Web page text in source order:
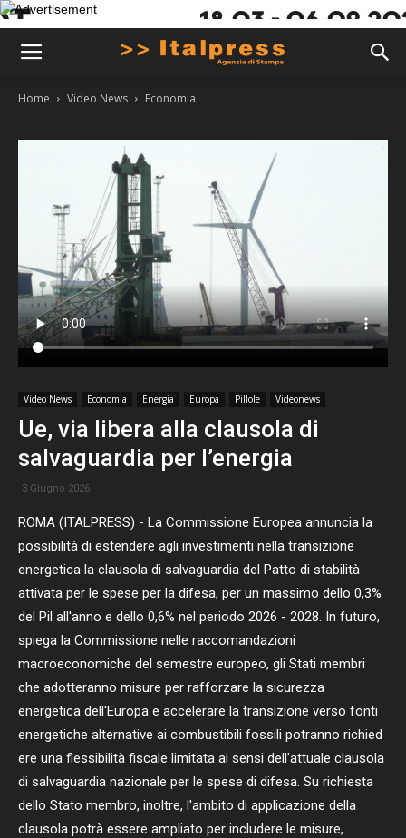
Home Video News Economia
Video News Economia Energia Europa Pillole Videonews
Ue, via libera alla clausola di
salvaguardia per l’energia
3 Giugno 2026
ROMA (ITALPRESS) - La Commissione Europea annuncia la
possibilità di estendere agli investimenti nella transizione
energetica la clausola di salvaguardia del Patto di stabilità
attivata per le spese per la difesa, per un massimo dello 0,3%
del Pil all'anno e dello 0,6% nel periodo 2026 - 2028. In futuro,
spiega la Commissione nelle raccomandazioni
macroeconomiche del semestre europeo, gli Stati membri
che adotteranno misure per rafforzare la sicurezza
energetica dell'Europa e accelerare la transizione verso fonti
energetiche alternative ai combustibili fossili potranno richied
ere una flessibilità fiscale limitata ai sensi dell'attuale clausola
di salvaguardia nazionale per le spese di difesa. Su richiesta
dello Stato membro, inoltre, l'ambito di applicazione della
clausola potrà essere ampliato per includere le misure,